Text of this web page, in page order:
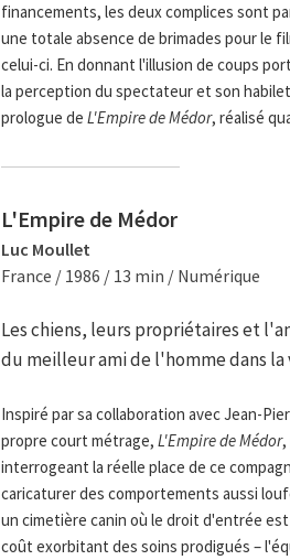
financements, les deux complices sont
une totale absence de brimades pour le
celui-ci. En donnant l'illusion de coups
la perception du spectateur et son
prologue de L'Empire de Médor, réalisé
L'Empire de Médor
Luc Moullet
France / 1986 / 13 min / Numérique
Les chiens, leurs propriétaires et
du meilleur ami de l'homme dans la
Inspiré par sa collaboration avec Jean-
propre court métrage, L'Empire de Médor,
interrogeant la réelle place de ce
caricaturer des comportements aussi
un cimetière canin où le droit d'entrée
coût exorbitant des soins prodigués –